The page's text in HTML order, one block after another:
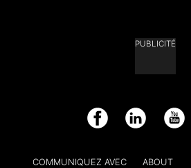
PUBLICITÉ
Facebook LinkedIn YouTube
COMMUNIQUEZ AVEC
ABOUT